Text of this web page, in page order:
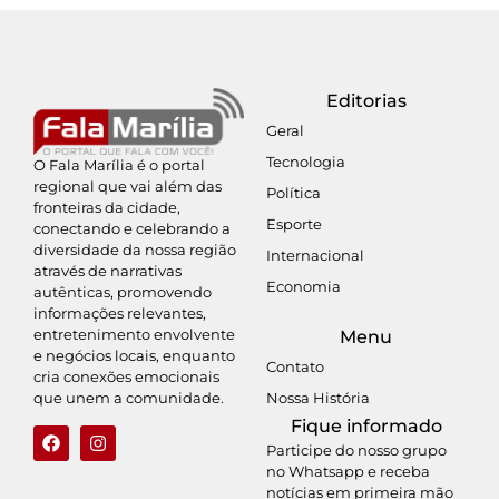
O Fala Marília é o portal
regional que vai além das
fronteiras da cidade,
conectando e celebrando a
diversidade da nossa região
através de narrativas
autênticas, promovendo
informações relevantes,
entretenimento envolvente
e negócios locais, enquanto
cria conexões emocionais
que unem a comunidade.
Editorias
Geral
Tecnologia
Política
Esporte
Internacional
Economia
Menu
Contato
Nossa História
Fique informado
Participe do nosso grupo
no Whatsapp e receba
notícias em primeira mão